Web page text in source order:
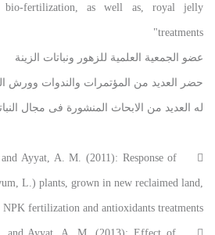
bio-fertilization, as well as, royal jelly
treatments"
عضو الجمعية العلمية للزهور ونباتات الزينة
حضر العديد من المؤتمرات والندوات وورش
له العديد من الابحاث المنشورة فى مجال

Ayyat, A. M. (2011): Response of
L.) plants, grown in new reclaimed land,
NPK fertilization and antioxidants treatments.